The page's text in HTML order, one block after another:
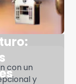
con un
y